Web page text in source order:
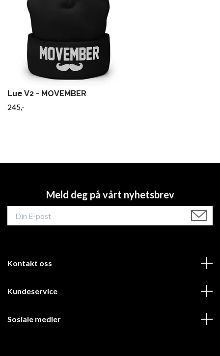
Lue V2 - MOVEMBER
245,-
Meld deg på vårt nyhetsbrev
Kontakt oss
Kundeservice
Sosiale medier